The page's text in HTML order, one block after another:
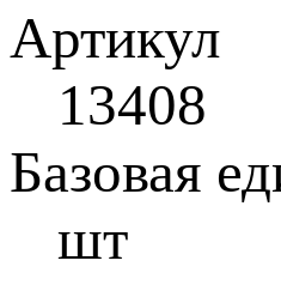
Артикул
13408
Базовая
шт